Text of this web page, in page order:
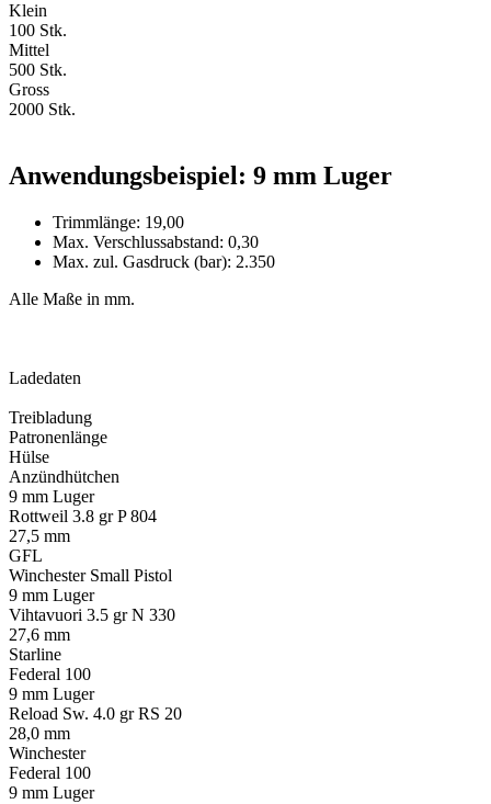
Klein
100 Stk.
Mittel
500 Stk.
Gross
2000 Stk.
Anwendungsbeispiel: 9 mm Luger
Trimmlänge: 19,00
Max. Verschlussabstand: 0,30
Max. zul. Gasdruck (bar): 2.350
Alle Maße in mm.
Ladedaten
Treibladung
Patronenlänge
Hülse
Anzündhütchen
9 mm Luger
Rottweil 3.8 gr P 804
27,5 mm
GFL
Winchester Small Pistol
9 mm Luger
Vihtavuori 3.5 gr N 330
27,6 mm
Starline
Federal 100
9 mm Luger
Reload Sw. 4.0 gr RS 20
28,0 mm
Winchester
Federal 100
9 mm Luger